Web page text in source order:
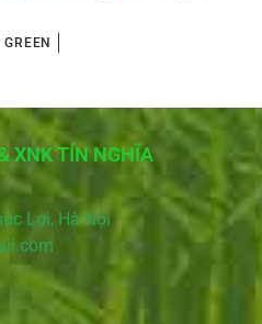
GREEN
XNK TÍN NGHĨA
Lợi, Hà Nội